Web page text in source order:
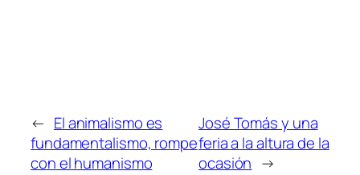
← El animalismo es
fundamentalismo, rompe
con el humanismo
José Tomás y una
feria a la altura de la
ocasión →